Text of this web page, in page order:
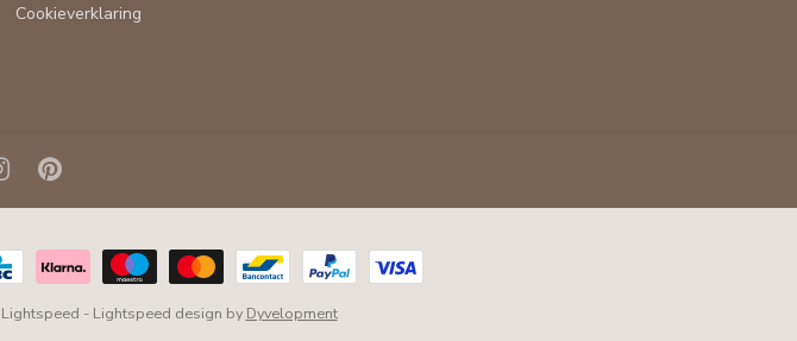
Cookieverklaring
Lightspeed - Lightspeed design by Dyvelopment